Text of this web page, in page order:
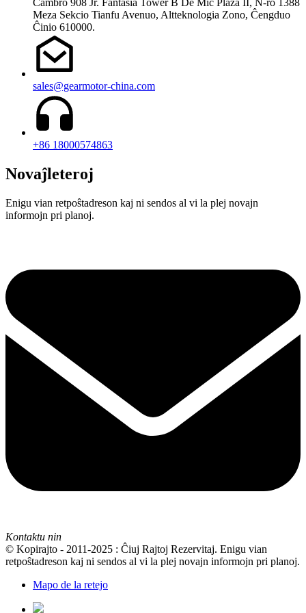
Ĉambro 908 Jr. Fantasia Tower B De Mic Plaza II, N-ro 1388
Meza Sekcio Tianfu Avenuo, Altteknologia Zono, Ĉengduo
Ĉinio 610000.
sales@gearmotor-china.com
+86 18000574863
Novaĵleteroj
Enigu vian retpoŝtadreson kaj ni sendos al vi la plej novajn
informojn pri planoj.
Kontaktu nin
© Kopirajto - 2011-2025 : Ĉiuj Rajtoj Rezervitaj. Enigu vian
retpoŝtadreson kaj ni sendos al vi la plej novajn informojn pri planoj.
Mapo de la retejo